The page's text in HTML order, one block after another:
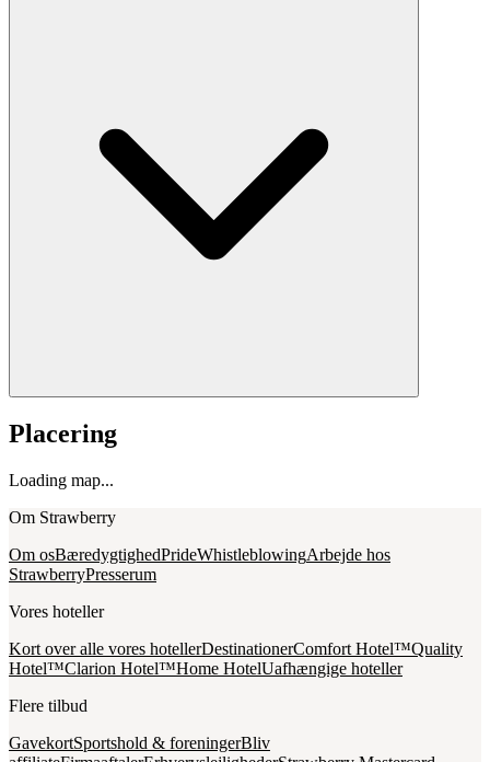
Placering
Loading map...
Om Strawberry
Om osBæredygtighedPrideWhistleblowingArbejde hos
StrawberryPresserum
Vores hoteller
Kort over alle vores hotellerDestinationerComfort Hotel™Quality
Hotel™Clarion Hotel™Home HotelUafhængige hoteller
Flere tilbud
GavekortSportshold & foreningerBliv